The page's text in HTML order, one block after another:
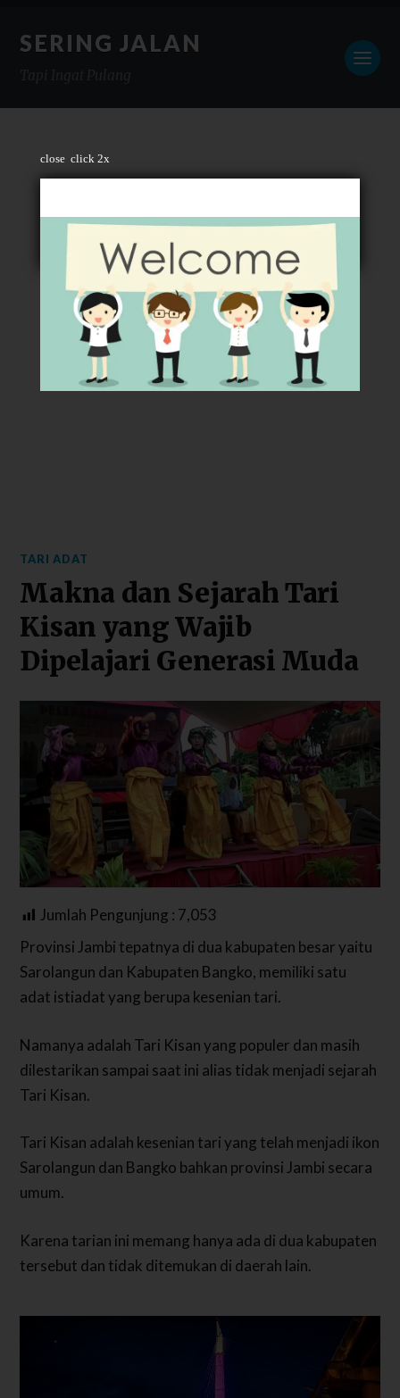
close click 2x
SERING JALAN
TARI ADAT
Makna dan Sejarah Tari
Kisan yang Wajib
Dipelajari Generasi Muda
Jumlah Pengunjung : 7,053
Provinsi Jambi tepatnya di dua kabupaten besar yaitu
Sarolangun dan Kabupaten Bangko, memiliki satu
adat istiadat yang berupa kesenian tari.
Namanya adalah Tari Kisan yang populer dan masih
dilestarikan sampai saat ini alias tidak menjadi sejarah
Tari Kisan.
Tari Kisan adalah kesenian tari yang telah menjadi ikon
Sarolangun dan Bangko bahkan provinsi Jambi secara
umum.
Karena tarian ini memang hanya ada di dua kabupaten
tersebut dan tidak ditemukan di daerah lain.